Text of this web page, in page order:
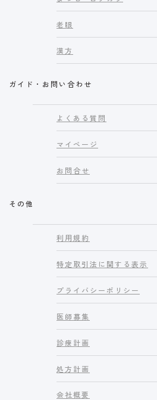
老眼
漢方
ガイド・お問い合わせ
よくある質問
マイページ
お問合せ
その他
利用規約
特定取引法に関する表示
プライバシーポリシー
医師募集
診療計画
処方計画
会社概要